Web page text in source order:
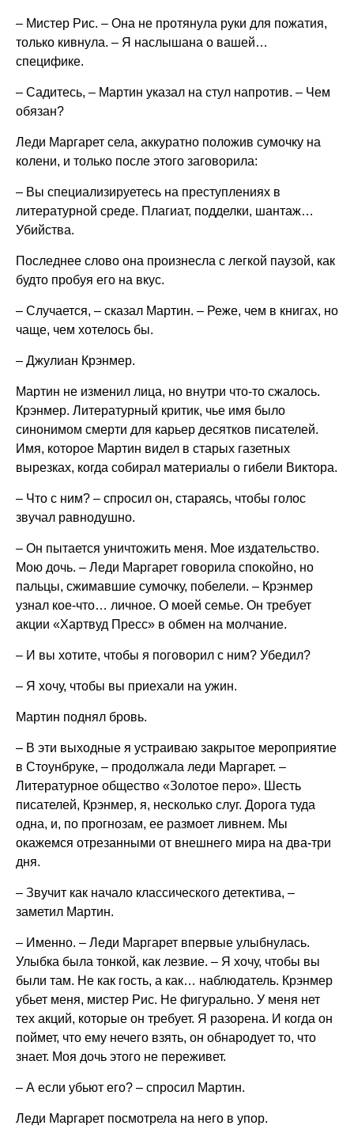
– Мистер Рис. – Она не протянула руки для пожатия,
только кивнула. – Я наслышана о вашей…
специфике.
– Садитесь, – Мартин указал на стул напротив. – Чем
обязан?
Леди Маргарет села, аккуратно положив сумочку на
колени, и только после этого заговорила:
– Вы специализируетесь на преступлениях в
литературной среде. Плагиат, подделки, шантаж…
Убийства.
Последнее слово она произнесла с легкой паузой, как
будто пробуя его на вкус.
– Случается, – сказал Мартин. – Реже, чем в книгах, но
чаще, чем хотелось бы.
– Джулиан Крэнмер.
Мартин не изменил лица, но внутри что-то сжалось.
Крэнмер. Литературный критик, чье имя было
синонимом смерти для карьер десятков писателей.
Имя, которое Мартин видел в старых газетных
вырезках, когда собирал материалы о гибели Виктора.
– Что с ним? – спросил он, стараясь, чтобы голос
звучал равнодушно.
– Он пытается уничтожить меня. Мое издательство.
Мою дочь. – Леди Маргарет говорила спокойно, но
пальцы, сжимавшие сумочку, побелели. – Крэнмер
узнал кое-что… личное. О моей семье. Он требует
акции «Хартвуд Пресс» в обмен на молчание.
– И вы хотите, чтобы я поговорил с ним? Убедил?
– Я хочу, чтобы вы приехали на ужин.
Мартин поднял бровь.
– В эти выходные я устраиваю закрытое мероприятие
в Стоунбруке, – продолжала леди Маргарет. –
Литературное общество «Золотое перо». Шесть
писателей, Крэнмер, я, несколько слуг. Дорога туда
одна, и, по прогнозам, ее размоет ливнем. Мы
окажемся отрезанными от внешнего мира на два-три
дня.
– Звучит как начало классического детектива, –
заметил Мартин.
– Именно. – Леди Маргарет впервые улыбнулась.
Улыбка была тонкой, как лезвие. – Я хочу, чтобы вы
были там. Не как гость, а как… наблюдатель. Крэнмер
убьет меня, мистер Рис. Не фигурально. У меня нет
тех акций, которые он требует. Я разорена. И когда он
поймет, что ему нечего взять, он обнародует то, что
знает. Моя дочь этого не переживет.
– А если убьют его? – спросил Мартин.
Леди Маргарет посмотрела на него в упор.